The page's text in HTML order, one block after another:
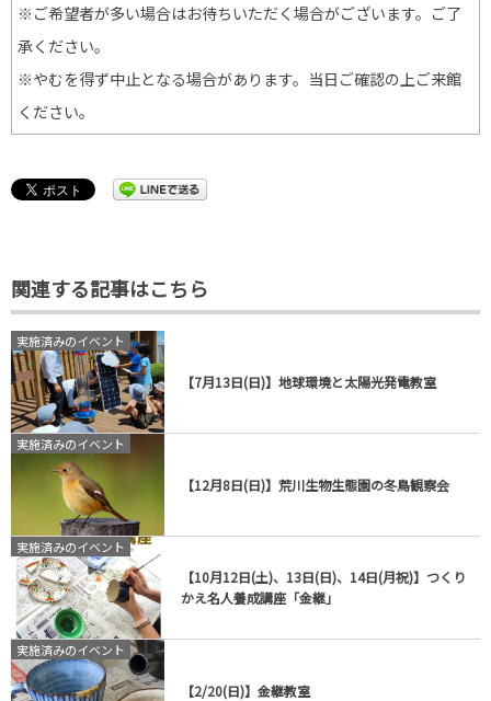
※ご希望者が多い場合はお待ちいただく場合がございます。ご了
承ください。
※やむを得ず中止となる場合があります。当日ご確認の上ご来館
ください。
関連する記事はこちら
実施済みのイベント
【7月13日(日)】地球環境と太陽光発電教室
実施済みのイベント
【12月8日(日)】荒川生物生態園の冬鳥観察会
実施済みのイベント
【10月12日(土)、13日(日)、14日(月祝)】つくり
かえ名人養成講座「金継」
実施済みのイベント
【2/20(日)】金継教室